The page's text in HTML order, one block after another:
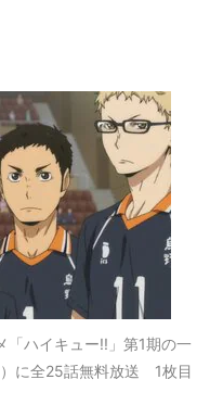
「ハイキュー!!」第1期の一
に全25話無料放送 1枚目